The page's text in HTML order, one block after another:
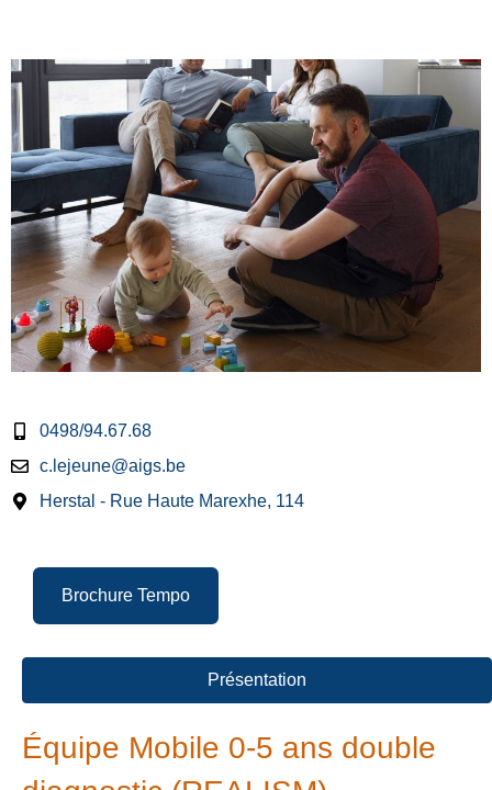
0498/94.67.68
c.lejeune@aigs.be
Herstal - Rue Haute Marexhe, 114
Brochure Tempo
Présentation
Équipe Mobile 0-5 ans double